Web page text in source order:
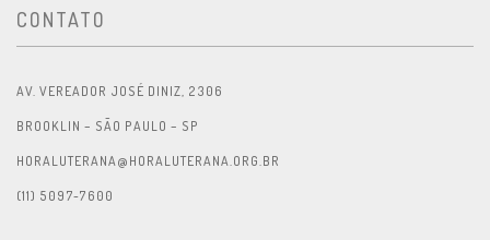
CONTATO
AV. VEREADOR JOSÉ DINIZ, 2306
BROOKLIN – SÃO PAULO – SP
HORALUTERANA@HORALUTERANA.ORG.BR
(11) 5097-7600